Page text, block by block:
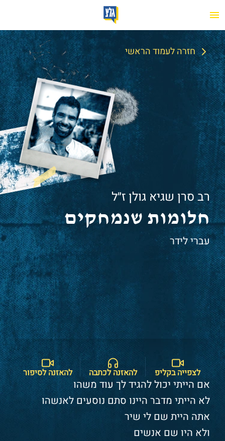
חזרה לעמוד הראשי
רב סרן שגיא גולן ז״ל
חלומות שנמחקים
עברי לידר
לצפייה בקליפ להאזנה לכתבה להאזנה לסיפור
אם הייתי יכול להגיד לך עוד משהו
לא הייתי מדבר היינו סתם נוסעים לאנשהו
אתה היית שם לי שיר
ולא היו שם אנשים